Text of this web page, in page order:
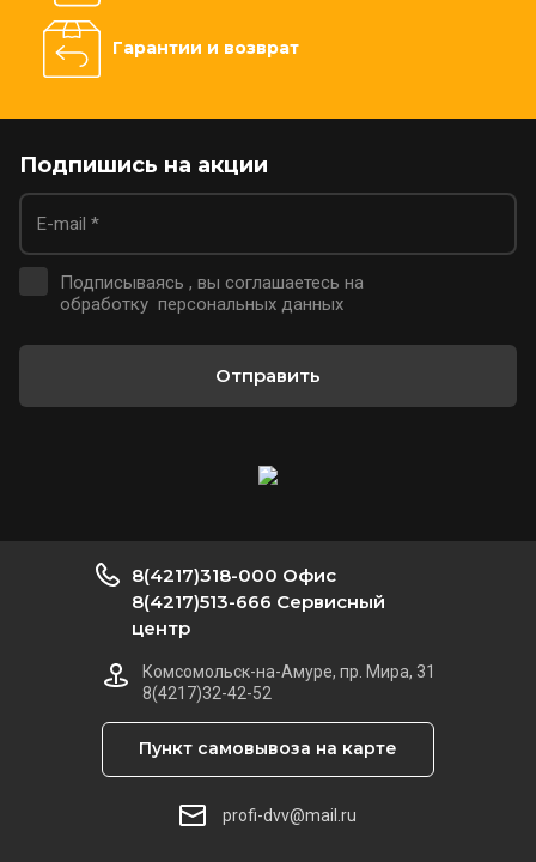
Гарантии и возврат
Подпишись на акции
Подписываясь , вы соглашаетесь на
обработку персональных данных
Отправить
8(4217)318-000 Офис
8(4217)513-666 Сервисный
центр
Комсомольск-на-Амуре, пр. Мира, 31
8(4217)32-42-52
Пункт самовывоза на карте
profi-dvv@mail.ru